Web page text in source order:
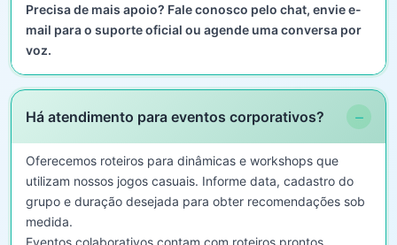
Precisa de mais apoio? Fale conosco pelo chat, envie e-
mail para o suporte oficial ou agende uma conversa por
voz.
Há atendimento para eventos corporativos? −
Oferecemos roteiros para dinâmicas e workshops que
utilizam nossos jogos casuais. Informe data, cadastro do
grupo e duração desejada para obter recomendações sob
medida.
Eventos colaborativos contam com roteiros prontos,